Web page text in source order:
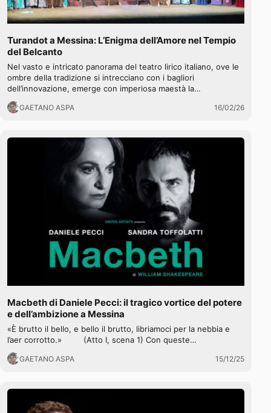
Turandot a Messina: L’Enigma dell’Amore nel Tempio
del Belcanto
Nel vasto e intricato panorama del teatro lirico italiano, ove le
ombre della tradizione si intrecciano con i bagliori
dell’innovazione, emerge con imperiosa maestà la…
GAETANO ASPA 16/02/26
Macbeth di Daniele Pecci: il tragico vortice del potere
e dell’ambizione a Messina
«È brutto il bello, e bello il brutto, libriamoci per la nebbia e
l’aer corrotto.» (Atto I, scena 1) Con queste…
GAETANO ASPA 15/12/25